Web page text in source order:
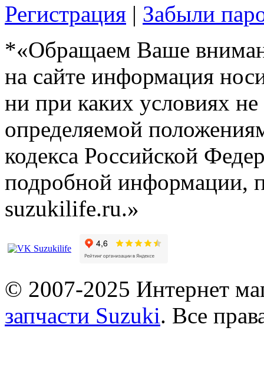
Регистрация | Забыли
*«Обращаем Ваше
на сайте информация
ни при каких условиях
определяемой
кодекса Российской
подробной информации,
suzukilife.ru.»
© 2007-2025 Интернет
запчасти Suzuki. Все